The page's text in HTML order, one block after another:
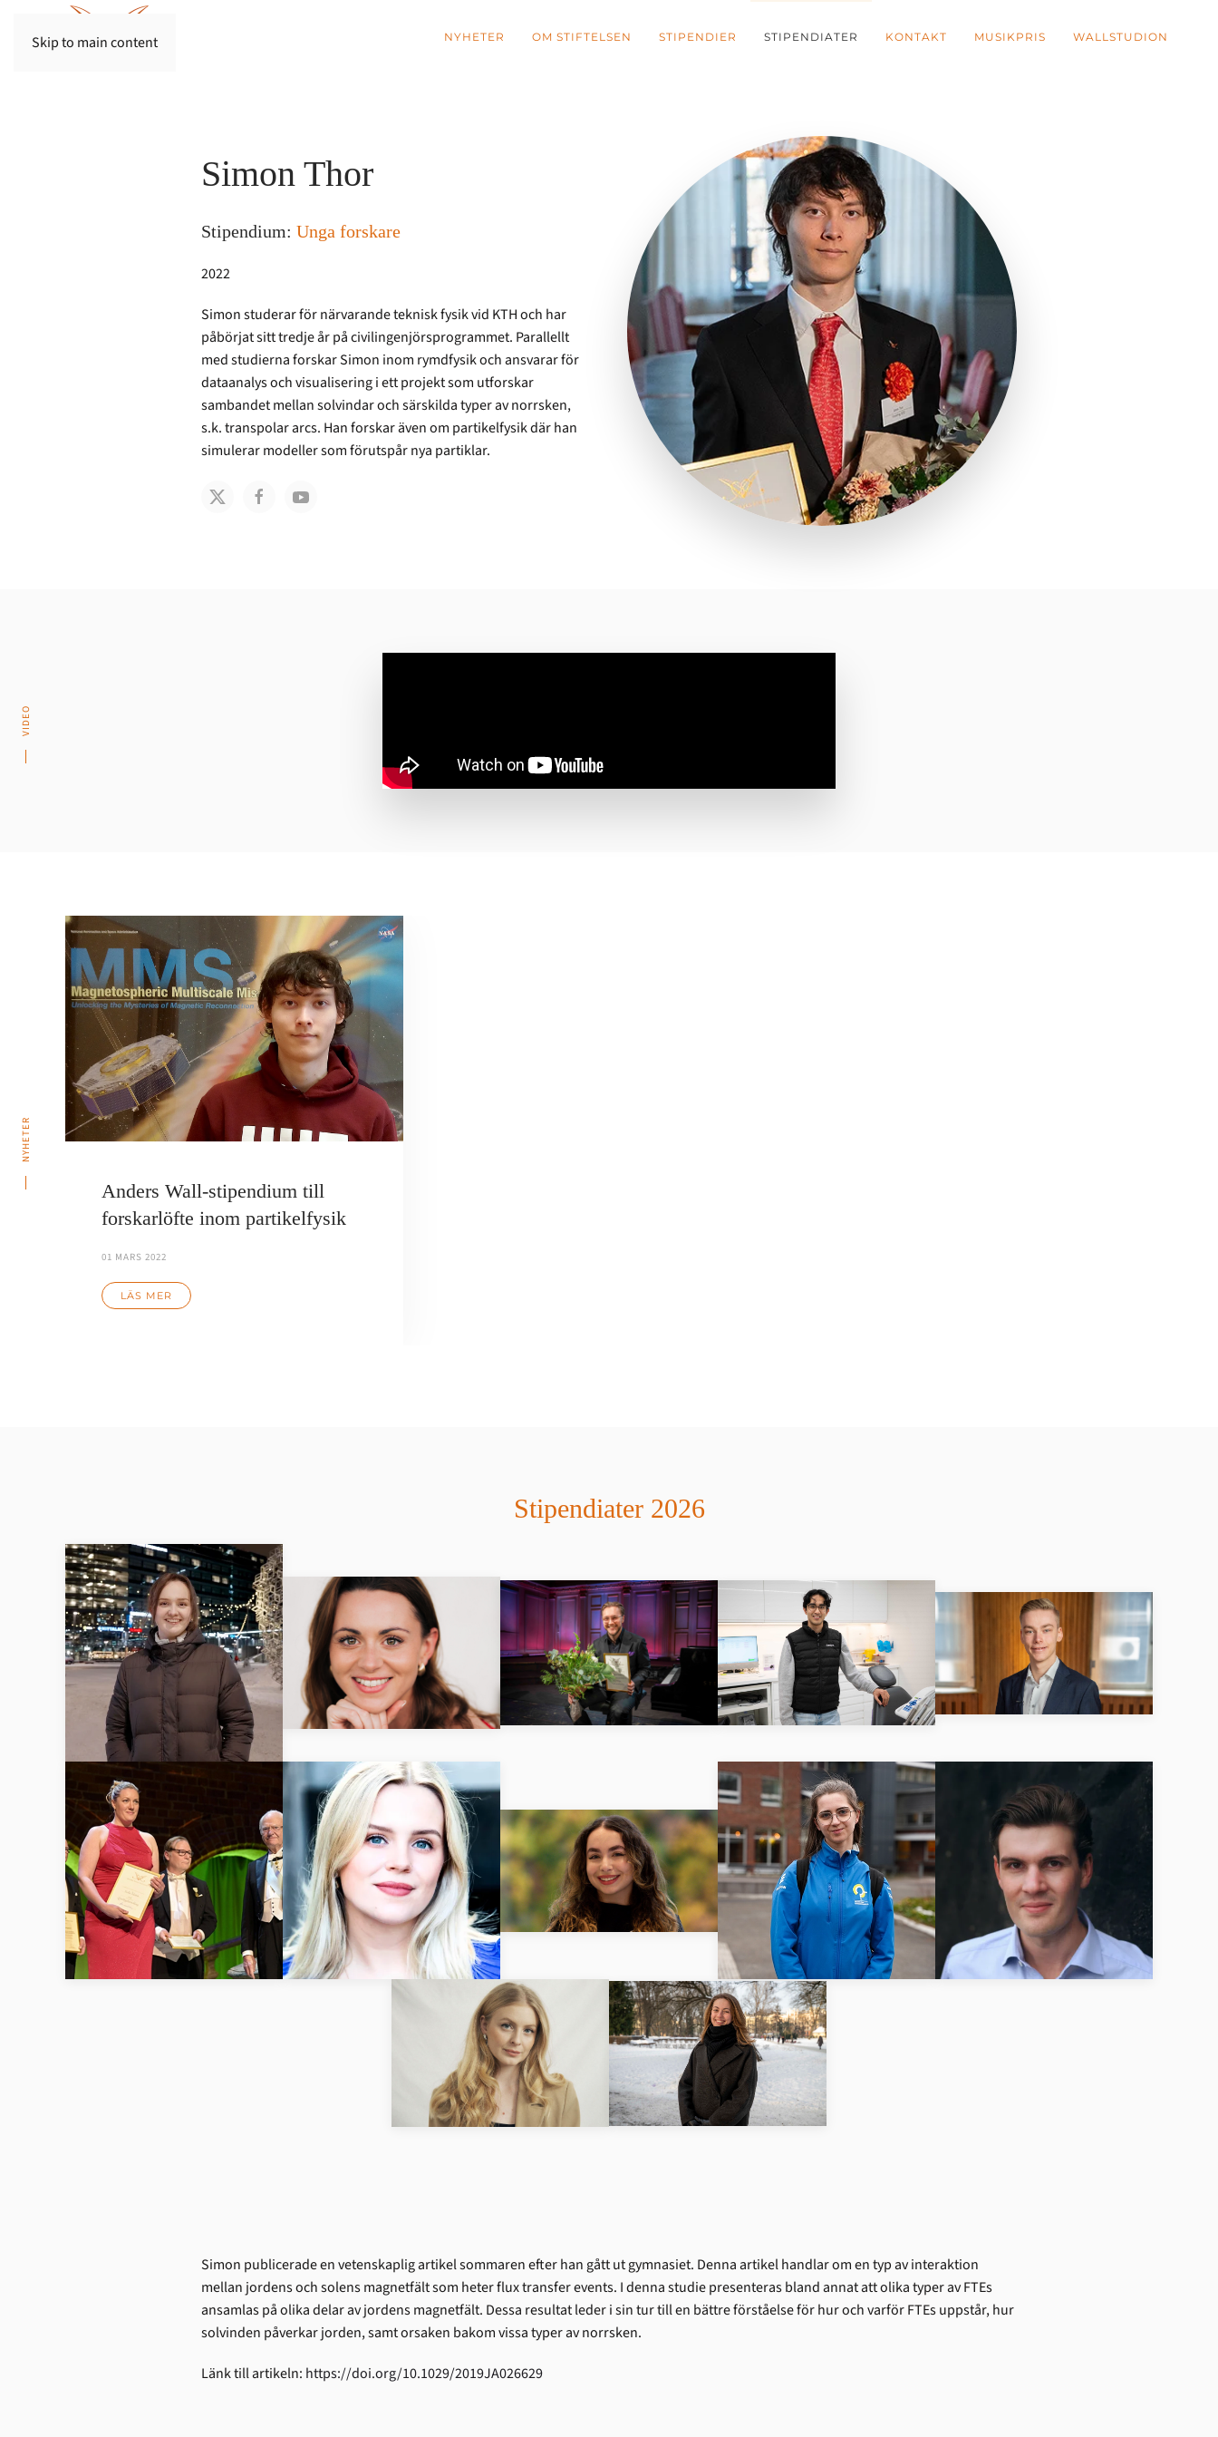
Skip to main content NYHETER OM STIFTELSEN STIPENDIER STIPENDIATER KONTAKT MUSIKPRIS WALLSTUDION
Simon Thor
Stipendium: Unga forskare
2022
Simon studerar för närvarande teknisk fysik vid KTH och har
påbörjat sitt tredje år på civilingenjörsprogrammet. Parallellt
med studierna forskar Simon inom rymdfysik och ansvarar för
dataanalys och visualisering i ett projekt som utforskar
sambandet mellan solvindar och särskilda typer av norrsken,
s.k. transpolar arcs. Han forskar även om partikelfysik där han
simulerar modeller som förutspår nya partiklar.
VIDEO
Anders Wall-stipendium till
forskarlöfte inom partikelfysik
01 MARS 2022
LÄS MER
NYHETER
Stipendiater 2026
LÄS MER LÄS MER LÄS MER LÄS MER LÄS MER
LÄS MER LÄS MER LÄS MER LÄS MER LÄS MER
LÄS MER LÄS MER
Simon publicerade en vetenskaplig artikel sommaren efter han gått ut gymnasiet. Denna artikel handlar om en typ av interaktion
mellan jordens och solens magnetfält som heter flux transfer events. I denna studie presenteras bland annat att olika typer av FTEs
ansamlas på olika delar av jordens magnetfält. Dessa resultat leder i sin tur till en bättre förståelse för hur och varför FTEs uppstår, hur
solvinden påverkar jorden, samt orsaken bakom vissa typer av norrsken.
Länk till artikeln: https://doi.org/10.1029/2019JA026629